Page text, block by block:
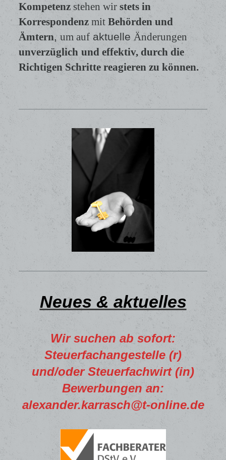
Kompetenz stehen wir stets in
Korrespondenz mit Behörden und
Ämtern, um auf aktuelle Änderungen
unverzüglich und effektiv, durch die
Richtigen Schritte reagieren zu können.
Neues & aktuelles
Wir suchen ab sofort:
Steuerfachangestelle (r)
und/oder Steuerfachwirt (in)
Bewerbungen an:
alexander.karrasch@t-online.de